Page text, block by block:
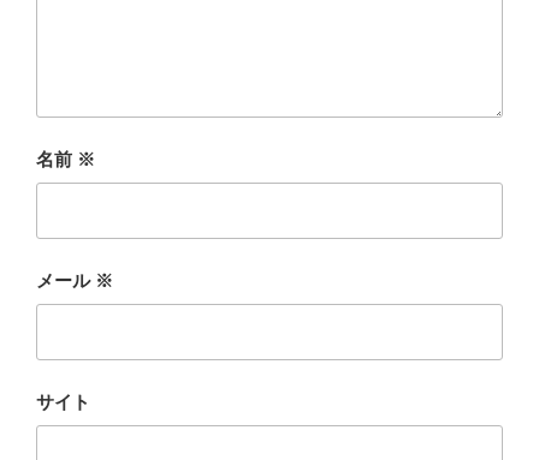
名前 ※
メール ※
サイト